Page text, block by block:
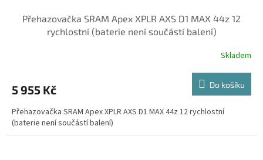
Přehazovačka SRAM Apex XPLR AXS D1 MAX 44z 12
rychlostní (baterie není součástí balení)
Skladem
5 955 Kč Do košíku
Přehazovačka SRAM Apex XPLR AXS D1 MAX 44z 12 rychlostní
(baterie není součástí balení)